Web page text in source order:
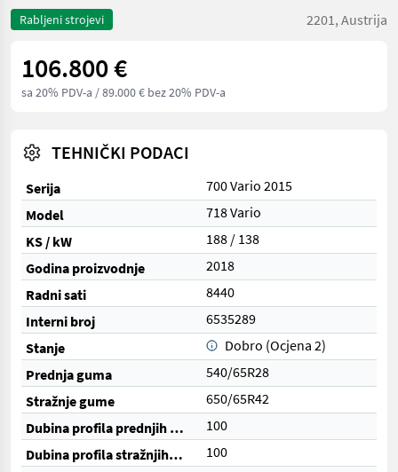
Rabljeni strojevi 2201, Austrija
106.800 €
sa 20% PDV-a / 89.000 € bez 20% PDV-a
TEHNIČKI PODACI
Serija
700 Vario 2015
Model
718 Vario
KS / kW
188 / 138
Godina proizvodnje
2018
Radni sati
8440
Interni broj
6535289
Stanje
Dobro (Ocjena 2)
Prednja guma
540/65R28
Stražnje gume
650/65R42
Dubina profila prednjih guma (%)
100
Dubina profila stražnjih guma (%)
100